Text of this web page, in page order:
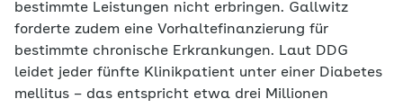
bestimmte Leistungen nicht erbringen. Gallwitz
forderte zudem eine Vorhaltefinanzierung für
bestimmte chronische Erkrankungen. Laut DDG
leidet jeder fünfte Klinikpatient unter einer Diabetes
mellitus – das entspricht etwa drei Millionen